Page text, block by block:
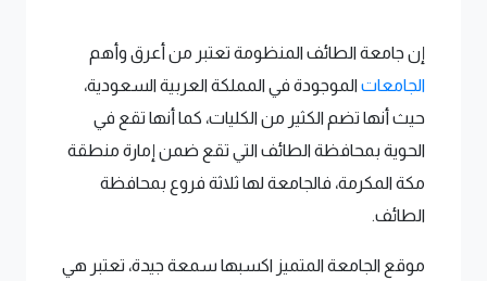
إن جامعة الطائف المنظومة تعتبر من أعرق وأهم
الجامعات الموجودة في المملكة العربية السعودية،
حيث أنها تضم الكثير من الكليات، كما أنها تقع في
الحوية بمحافظة الطائف التي تقع ضمن إمارة منطقة
مكة المكرمة، فالجامعة لها ثلاثة فروع بمحافظة
الطائف.
موقع الجامعة المتميز اكسبها سمعة جيدة، تعتبر هي